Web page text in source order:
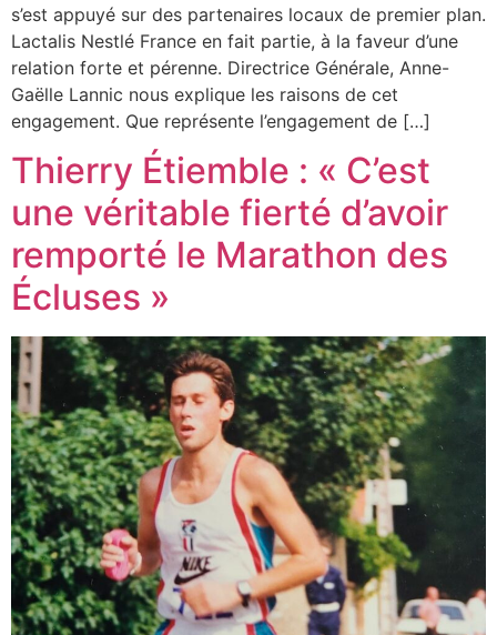
s’est appuyé sur des partenaires locaux de premier plan.
Lactalis Nestlé France en fait partie, à la faveur d’une
relation forte et pérenne. Directrice Générale, Anne-
Gaëlle Lannic nous explique les raisons de cet
engagement. Que représente l’engagement de […]
Thierry Étiemble : « C’est
une véritable fierté d’avoir
remporté le Marathon des
Écluses »